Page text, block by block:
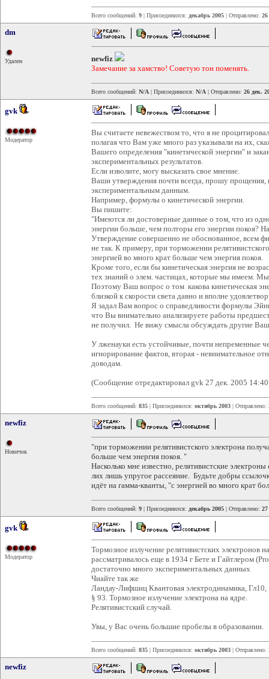
Всего сообщений: 9 | Присоединился: декабрь 2005 | Отправлено: 26
dm
Удален
newfiz
Замечание за хамство! Советую тон поменять.
Всего сообщений: N/A | Присоединился: N/A | Отправлено: 26 дек.
gvk
Модератор
Вы считаете невежеством то, что я не
полагая что Вам уже много раз указывали на их,
Вашего определения "кинетической энергии" и
экспериментальных результатов.
Если изволите, могу высказать свое мнение.
Ваши утверждения почти всегда, прошу
экспериментальным данным.
Например, формулы о кинетической энергии.
Вы пишите:
"Имеются ли достоверные данные о том, что из
энергии больше, чем полторы его энергии покоя?
Утверждение совершенно не обоснованное, всем
не так. К примеру, при торможении
энергией во много крат больше чем энергия покоя.
Кроме того, если бы кинетическая энергия не
тех знаний о элем. частицах, которые мы имеем.
Поэтому Ваш вопрос о том какова кинетическая
близкой к скорости света давно и вполне
Я задал Вам вопрос о справедливости формулы
что Вы внимательно анализируете работы
не получил. Не вижу смысла обсуждать другие
У лженауки есть устойчивые, почти непременные
игнорирование фактов, вторая - невнимательное
доводам.
(Сообщение отредактировал gvk 27 дек. 2005
Всего сообщений: 835 | Присоединился: октябрь 2003 | Отправлено:
newfiz
Новичок
"при торможении релятивистского электрона
больше чем энергия покоя. "
Насколько мне известно, релятивистские
лих лишь упругое рассеяние. Будьте добры
идёт на гамма-кванты, "с энергией во много крат
Всего сообщений: 9 | Присоединился: декабрь 2005 | Отправлено: 27
gvk
Модератор
Тормозное излучение релятивистских электронов
рассматривалось еще в 1934 г Бете и Гайтлером
достаточно много экспериментальных данных
Чиайте так же
Ландау-Лифшиц Квантовая электродинамика, Гл10,
§ 93. Тормозное излучение электрона на ядре.
Релятивистский случай.
Увы, у Вас очень большие пробелы в образовании.
Всего сообщений: 835 | Присоединился: октябрь 2003 | Отправлено:
newfiz